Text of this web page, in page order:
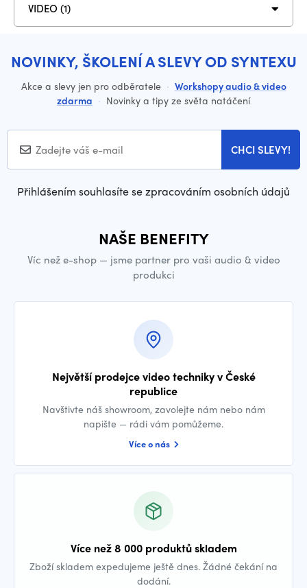
VIDEO (1)
NOVINKY, ŠKOLENÍ A SLEVY OD SYNTEXU
Akce a slevy jen pro odběratele · Workshopy audio & video
zdarma · Novinky a tipy ze světa natáčení
CHCI SLEVY!
Přihlášením souhlasíte se zpracováním osobních údajů
NAŠE BENEFITY
Víc než e-shop — jsme partner pro vaši audio & video
produkci
Největší prodejce video techniky v České
republice
Navštivte náš showroom, zavolejte nám nebo nám
napište — rádi vám pomůžeme.
Více o nás
Více než 8 000 produktů skladem
Zboží skladem expedujeme ještě dnes. Žádné čekání na
dodání.